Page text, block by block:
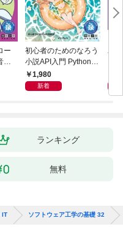
ー
初心者のためのなろう
小説API入門 Pythonで
作るデータ活用法
1,980
新着
ランキング
無料
IT ソフトウェア工学の基礎 32